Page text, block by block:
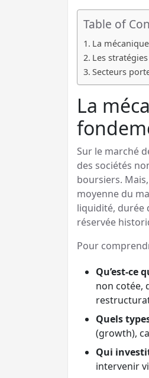
Table of
La
Les
Secteurs
La
Sur le marché
des sociétés
boursiers.
moyenne du
liquidité, durée
réservée
Pour
Qu’est-ce
non cotée,
Quels
(growth),
Qui
intervenir